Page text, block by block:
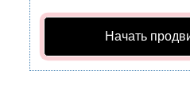
Начать